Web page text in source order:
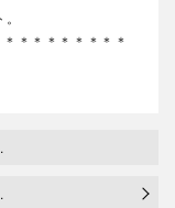
＊＊＊＊＊＊＊＊